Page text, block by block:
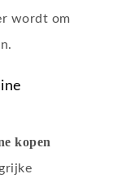
wordt om
kopen